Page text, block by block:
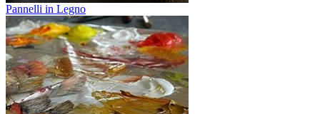
Pannelli in Legno